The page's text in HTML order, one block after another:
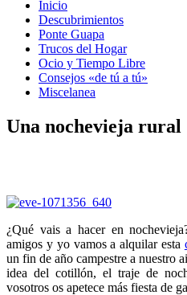
Inicio
Descubrimientos
Ponte Guapa
Trucos del Hogar
Ocio y Tiempo Libre
Consejos «de tú a tú»
Miscelanea
Una nochevieja rural
¿Qué vais a hacer en
amigos y yo vamos a alquilar esta
un fin de año campestre a nuestro
idea del cotillón, el traje de
vosotros os apetece más fiesta de